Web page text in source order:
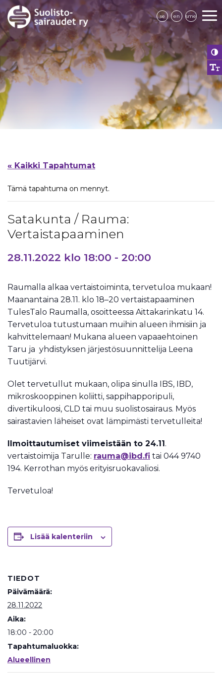
se en sme
« Kaikki Tapahtumat
Tämä tapahtuma on mennyt.
Satakunta / Rauma:
Vertaistapaaminen
28.11.2022 klo 18:00 - 20:00
Raumalla alkaa vertaistoiminta, tervetuloa mukaan!
Maanantaina 28.11. klo 18–20 vertaistapaaminen
TulesTalo Raumalla, osoitteessa Aittakarinkatu 14.
Tervetuloa tutustumaan muihin alueen ihmisiin ja
kahvittelemaan! Mukana alueen vapaaehtoinen
Taru ja yhdistyksen järjestösuunnittelija Leena
Tuutijärvi.
Olet tervetullut mukaan, olipa sinulla IBS, IBD,
mikroskooppinen koliitti, sappihapporipuli,
divertikuloosi, CLD tai muu suolistosairaus. Myös
sairastavien läheiset ovat lämpimästi tervetulleita!
Ilmoittautumiset viimeistään to 24.11 .
vertaistoimija Tarulle: rauma@ibd.fi tai 044 9740
194. Kerrothan myös erityisruokavaliosi.
Tervetuloa!
Lisää kalenteriin
TIEDOT
Päivämäärä:
28.11.2022
Aika:
18:00 - 20:00
Tapahtumaluokka:
Alueellinen